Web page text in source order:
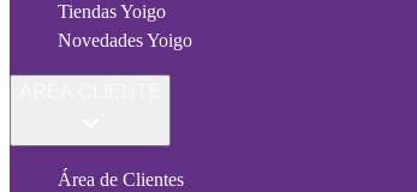
Tiendas Yoigo
Novedades Yoigo
Área de Clientes